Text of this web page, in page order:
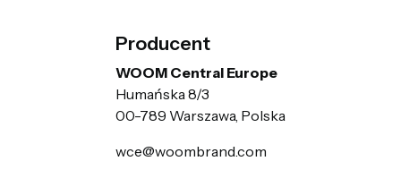
Producent
WOOM Central Europe
Humańska 8/3
00-789 Warszawa, Polska
wce@woombrand.com